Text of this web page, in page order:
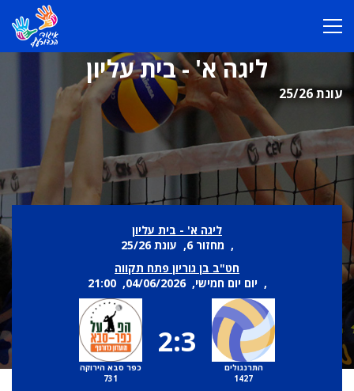
ליגה א' - בית עליון
עונת 25/26
ליגה א' - בית עליון
, מחזור 6, עונת 25/26
חט"ב בן גוריון פתח תקווה
, יום יום חמישי, 04/06/2026, 21:00
התרנגולים
1427
2:3
כפר סבא הירוקה
731